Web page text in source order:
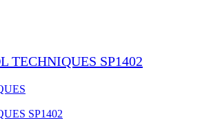
TECHNIQUES SP1402
SP1402